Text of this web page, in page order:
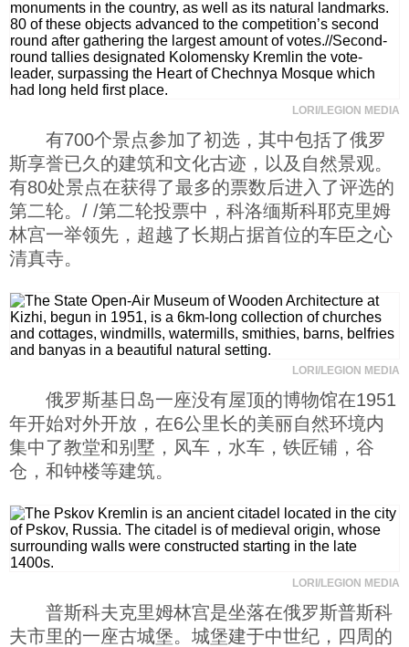
体育
旅游
视听
LORI/LEGION MEDIA
有700个景点参加了初选，其中包括了俄罗
斯享誉已久的建筑和文化古迹，以及自然景观。
有80处景点在获得了最多的票数后进入了评选的
第二轮。/ /第二轮投票中，科洛缅斯科耶克里姆
林宫一举领先，超越了长期占据首位的车臣之心
清真寺。
LORI/LEGION MEDIA
俄罗斯基日岛一座没有屋顶的博物馆在1951
年开始对外开放，在6公里长的美丽自然环境内
集中了教堂和别墅，风车，水车，铁匠铺，谷
仓，和钟楼等建筑。
LORI/LEGION MEDIA
普斯科夫克里姆林宫是坐落在俄罗斯普斯科
夫市里的一座古城堡。城堡建于中世纪，四周的